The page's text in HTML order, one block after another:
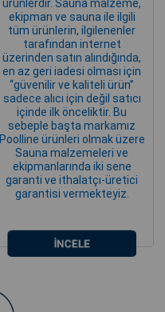
ürünlerdir. Sauna malzeme,
ekipman ve sauna ile ilgili
tüm ürünlerin, ilgilenenler
tarafından internet
üzerinden satın alındığında,
en az geri iadesi olması için
“güvenilir ve kaliteli ürün”
sadece alıcı için değil satıcı
içinde ilk önceliktir. Bu
sebeple başta markamız
Poolline ürünleri olmak üzere
Sauna malzemeleri ve
ekipmanlarında iki sene
garanti ve ithalatçı-üretici
garantisi vermekteyiz.